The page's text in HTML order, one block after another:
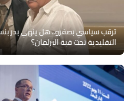
ترقب سياسي بصفرو.. هل ينهي بدر
التقليدية تحت قبة البرلمان؟